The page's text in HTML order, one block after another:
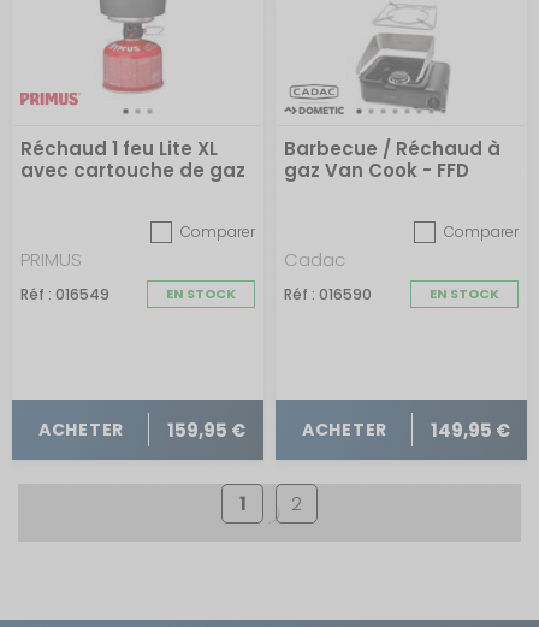
Réchaud 1 feu Lite XL
avec cartouche de gaz
Comparer
PRIMUS
Réf : 016549 EN STOCK
ACHETER 159,95 €
Barbecue / Réchaud à
gaz Van Cook - FFD
Comparer
Cadac
Réf : 016590 EN STOCK
ACHETER 149,95 €
1 2